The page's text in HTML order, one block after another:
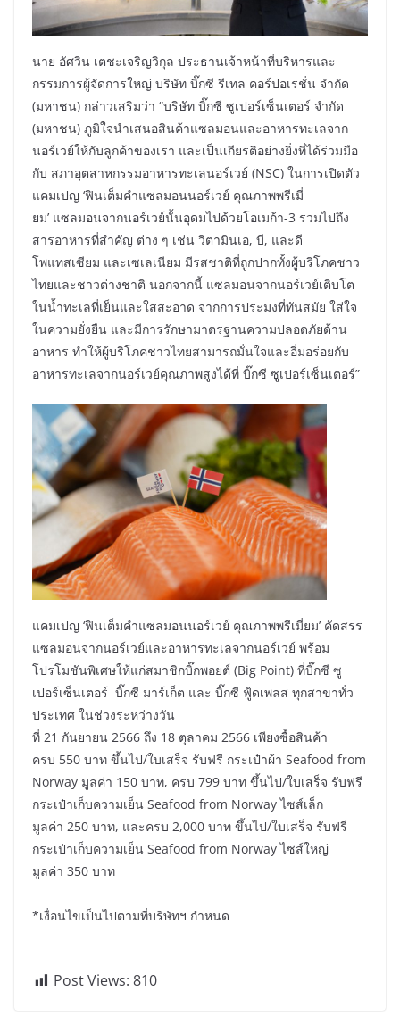
นาย อัศวิน เตชะเจริญวิกุล ประธานเจ้าหน้าที่บริหารและ
กรรมการผู้จัดการใหญ่ บริษัท บิ๊กซี รีเทล คอร์ปอเรชั่น จำกัด
(มหาชน) กล่าวเสริมว่า “บริษัท บิ๊กซี ซูเปอร์เซ็นเตอร์ จำกัด
(มหาชน) ภูมิใจนำเสนอสินค้าแซลมอนและอาหารทะเลจาก
นอร์เวย์ให้กับลูกค้าของเรา และเป็นเกียรติอย่างยิ่งที่ได้ร่วมมือ
กับ สภาอุตสาหกรรมอาหารทะเลนอร์เวย์ (NSC) ในการเปิดตัว
แคมเปญ ‘ฟินเต็มคำแซลมอนนอร์เวย์ คุณภาพพรีเมี่
ยม’ แซลมอนจากนอร์เวย์นั้นอุดมไปด้วยโอเมก้า-3 รวมไปถึง
สารอาหารที่สำคัญ ต่าง ๆ เช่น วิตามินเอ, บี, และดี
โพแทสเซียม และเซเลเนียม มีรสชาติที่ถูกปากทั้งผู้บริโภคชาว
ไทยและชาวต่างชาติ นอกจากนี้ แซลมอนจากนอร์เวย์เติบโต
ในน้ำทะเลที่เย็นและใสสะอาด จากการประมงที่ทันสมัย ใส่ใจ
ในความยั่งยืน และมีการรักษามาตรฐานความปลอดภัยด้าน
อาหาร ทำให้ผู้บริโภคชาวไทยสามารถมั่นใจและอิ่มอร่อยกับ
อาหารทะเลจากนอร์เวย์คุณภาพสูงได้ที่ บิ๊กซี ซูเปอร์เซ็นเตอร์”
แคมเปญ ‘ฟินเต็มคำแซลมอนนอร์เวย์ คุณภาพพรีเมี่ยม’ คัดสรร
แซลมอนจากนอร์เวย์และอาหารทะเลจากนอร์เวย์ พร้อม
โปรโมชันพิเศษให้แก่สมาชิกบิ๊กพอยต์ (Big Point) ที่บิ๊กซี ซู
เปอร์เซ็นเตอร์ บิ๊กซี มาร์เก็ต และ บิ๊กซี ฟู้ดเพลส ทุกสาขาทั่ว
ประเทศ ในช่วงระหว่างวัน
ที่ 21 กันยายน 2566 ถึง 18 ตุลาคม 2566 เพียงซื้อสินค้า
ครบ 550 บาท ขึ้นไป/ใบเสร็จ รับฟรี กระเป๋าผ้า Seafood from
Norway มูลค่า 150 บาท, ครบ 799 บาท ขึ้นไป/ใบเสร็จ รับฟรี
กระเป๋าเก็บความเย็น Seafood from Norway ไซส์เล็ก
มูลค่า 250 บาท, และครบ 2,000 บาท ขึ้นไป/ใบเสร็จ รับฟรี
กระเป๋าเก็บความเย็น Seafood from Norway ไซส์ใหญ่
มูลค่า 350 บาท
*เงื่อนไขเป็นไปตามที่บริษัทฯ กำหนด
Post Views: 810